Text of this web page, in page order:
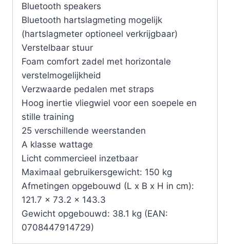
Bluetooth speakers
Bluetooth hartslagmeting mogelijk
(hartslagmeter optioneel verkrijgbaar)
Verstelbaar stuur
Foam comfort zadel met horizontale
verstelmogelijkheid
Verzwaarde pedalen met straps
Hoog inertie vliegwiel voor een soepele en
stille training
25 verschillende weerstanden
A klasse wattage
Licht commercieel inzetbaar
Maximaal gebruikersgewicht: 150 kg
Afmetingen opgebouwd (L x B x H in cm):
121.7 x 73.2 x 143.3
Gewicht opgebouwd: 38.1 kg (EAN:
0708447914729)